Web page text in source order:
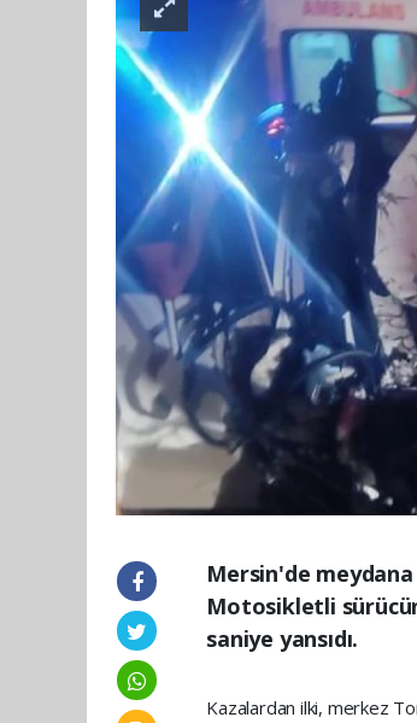
Mersin'de
Motosikletli
saniye yansıdı.
Kazalardan ilki, merkez